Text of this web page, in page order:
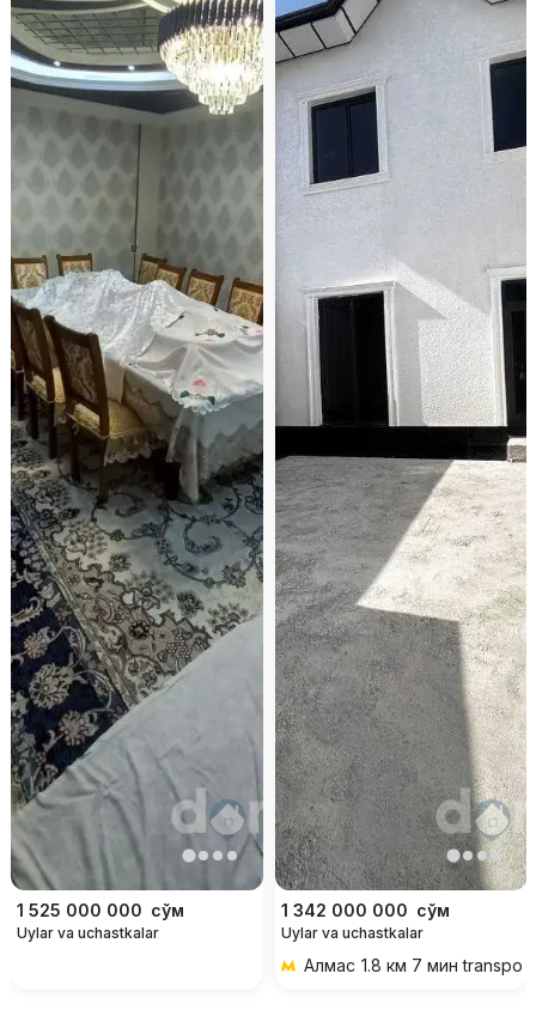
1 525 000 000 сўм
Uylar va uchastkalar
1 342 000 000 сўм
Uylar va uchastkalar
Алмас 1.8 км 7 мин